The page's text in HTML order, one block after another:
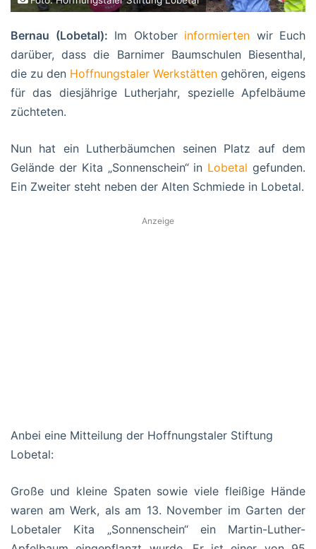
Bernau (Lobetal): Im Oktober informierten wir Euch
darüber, dass die Barnimer Baumschulen Biesenthal,
die zu den Hoffnungstaler Werkstätten gehören, eigens
für das diesjährige Lutherjahr, spezielle Apfelbäume
züchteten.
Nun hat ein Lutherbäumchen seinen Platz auf dem
Gelände der Kita „Sonnenschein“ in Lobetal gefunden.
Ein Zweiter steht neben der Alten Schmiede in Lobetal.
Anzeige
Anbei eine Mitteilung der Hoffnungstaler Stiftung
Lobetal:
Große und kleine Spaten sowie viele fleißige Hände
waren am Werk, als am 13. November im Garten der
Lobetaler Kita „Sonnenschein“ ein Martin-Luther-